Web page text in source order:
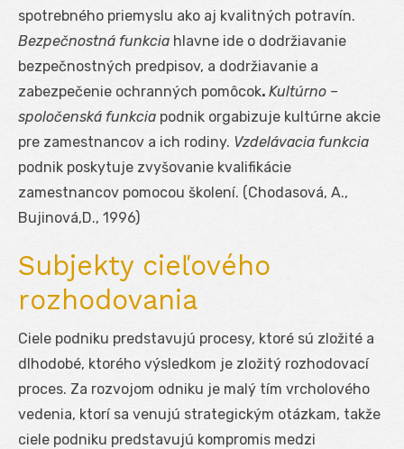
spotrebného priemyslu ako aj kvalitných potravín.
Bezpečnostná funkcia hlavne ide o dodržiavanie
bezpečnostných predpisov, a dodržiavanie a
zabezpečenie ochranných pomôcok. Kultúrno –
spoločenská funkcia podnik orgabizuje kultúrne akcie
pre zamestnancov a ich rodiny. Vzdelávacia funkcia
podnik poskytuje zvyšovanie kvalifikácie
zamestnancov pomocou školení. (Chodasová, A.,
Bujinová,D., 1996)
Subjekty cieľového
rozhodovania
Ciele podniku predstavujú procesy, ktoré sú zložité a
dlhodobé, ktorého výsledkom je zložitý rozhodovací
proces. Za rozvojom odniku je malý tím vrcholového
vedenia, ktorí sa venujú strategickým otázkam, takže
ciele podniku predstavujú kompromis medzi